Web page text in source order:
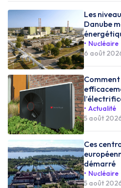
Les
Danube
Nucléaire
6 août
Actualité
5 août
Ces
démarré
Nucléaire
5 août